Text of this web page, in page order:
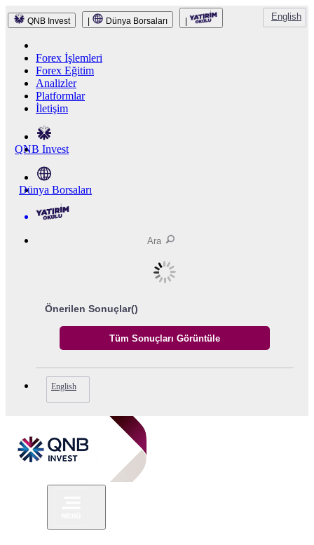
QNB Invest Dünya Borsaları English
Forex İşlemleri
Forex Eğitim
Analizler
Platformlar
İletişim
QNB Invest
Dünya Borsaları
Önerilen Sonuçlar()
English